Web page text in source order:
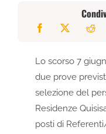
Lo scorso 7
due prove
selezione del
Residenze
posti di